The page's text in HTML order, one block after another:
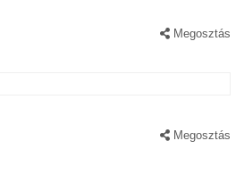
Megosztás
Megosztás